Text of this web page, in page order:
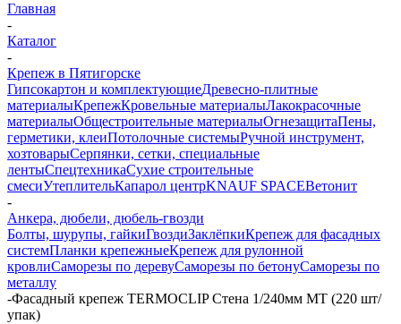
Главная
-
Каталог
-
Крепеж в Пятигорске
Гипсокартон и комплектующиеДревесно-плитные
материалыКрепежКровельные материалыЛакокрасочные
материалыОбщестроительные материалыОгнезащитаПены,
герметики, клеиПотолочные системыРучной инструмент,
хозтоварыСерпянки, сетки, специальные
лентыСпецтехникаСухие строительные
смесиУтеплительКапарол центрKNAUF SPACEВетонит
-
Анкера, дюбели, дюбель-гвозди
Болты, шурупы, гайкиГвоздиЗаклёпкиКрепеж для фасадных
системПланки крепежныеКрепеж для рулонной
кровлиСаморезы по деревуСаморезы по бетонуСаморезы по
металлу
-Фасадный крепеж TERMOCLIP Стена 1/240мм MT (220 шт/
упак)